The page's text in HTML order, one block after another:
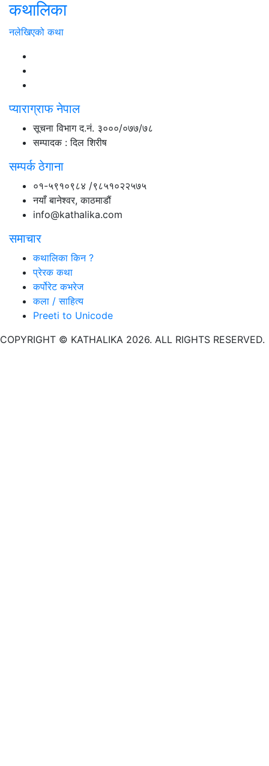
कथालिका
नलेखिएको कथा
प्याराग्राफ नेपाल
सूचना विभाग द.नं. ३०००/०७७/७८
सम्पादक : दिल शिरीष
सम्पर्क ठेगाना
०१-५९१०९८४ /९८५१०२२५७५
नयाँ बानेश्वर, काठमाडौं
info@kathalika.com
समाचार
कथालिका किन ?
प्रेरक कथा
कर्पोरेट कभरेज
कला / साहित्य
Preeti to Unicode
COPYRIGHT © KATHALIKA 2026. ALL RIGHTS RESERVED.